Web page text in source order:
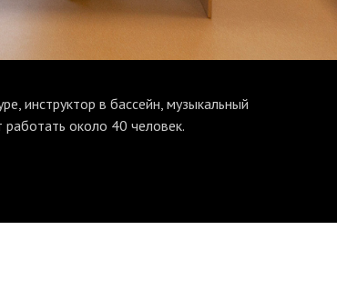
инструктор в бассейн, музыкальный
около 40 человек.